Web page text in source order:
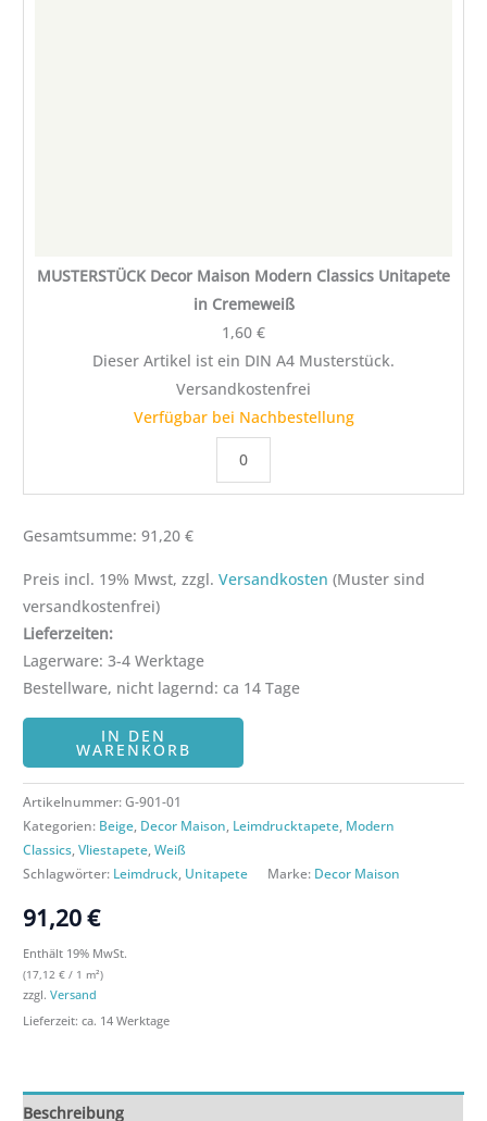
MUSTERSTÜCK Decor Maison Modern Classics Unitapete
in Cremeweiß
1,60 €
Dieser Artikel ist ein DIN A4 Musterstück.
Versandkostenfrei
Verfügbar bei Nachbestellung
Gesamtsumme:91,20€
Preis incl. 19% Mwst, zzgl.Versandkosten (Muster sind
Lagerware: 3-4 Werktage
Bestellware, nicht lagernd: ca 14 Tage
IN DEN
WARENKORB
Artikelnummer:G-901-01
Kategorien: Beige, Decor Maison, Leimdrucktapete, Modern
Classics,Vliestapete,Weiß
Schlagwörter: Leimdruck, Unitapete Marke: Decor Maison
91,20€
Enthält 19% MwSt.
(17,12€ / 1 m²)
zzgl.Versand
Lieferzeit: ca. 14 Werktage
Beschreibung